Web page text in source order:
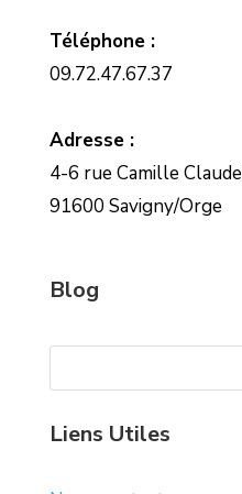
Téléphone :
09.72.47.67.37
Adresse :
4-6 rue Camille
91600 Savigny/Orge
Blog
Liens Utiles